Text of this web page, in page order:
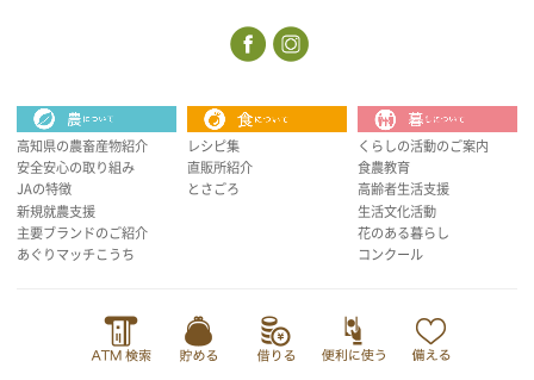
高知県の農畜産物紹介
安全安心の取り組み
JAの特徴
新規就農支援
主要ブランドのご紹介
あぐりマッチこうち
レシピ集
直販所紹介
とさごろ
くらしの活動のご案内
食農教育
高齢者生活支援
生活文化活動
花のある暮らし
コンクール